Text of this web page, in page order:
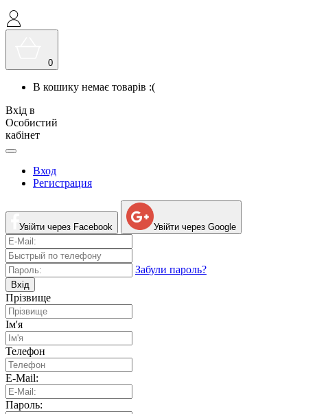
0
В кошику немає товарів :(
Вхід в
Особистий
кабінет
Вход
Регистрация
Увійти через Facebook Увійти через Google
Забули пароль?
Вхід
Прізвище
Ім'я
Телефон
E-Mail:
Пароль: